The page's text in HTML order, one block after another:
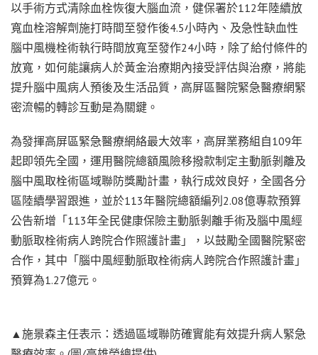
以手術方式清除血栓恢復大腦血流，健保署於112年陸續放
寬血栓溶解劑施打時間至發作後4.5小時內、及急性缺血性
腦中風機栓術執行時間放寬至發作24小時，除了給付條件的
放寬，如何能讓病人於黃金治療期內接受評估與治療，將能
提升腦中風病人預後及生活品質，高屏區醫院緊急醫療網緊
密流暢的轉診互動是為關鍵。
為發揮高屏區緊急醫療網絡最大效率，高屏業務組自109年
起即領先全國，運用醫院總額風險移撥款制定主動脈剝離及
腦中風取栓術區域聯防獎勵計畫，執行成效良好，全國各分
區陸續學習跟進，並於113年醫院總額編列2.08億專款預算
公告新增「113年全民健康保險主動脈剝離手術及腦中風經
動脈取栓術病人跨院合作照護計畫」，以鼓勵全國醫院緊密
合作，其中「腦中風經動脈取栓術病人跨院合作照護計畫」
預算為1.27億元。
▲施景森主任表示：透過區域聯防確實能有效提升病人緊急